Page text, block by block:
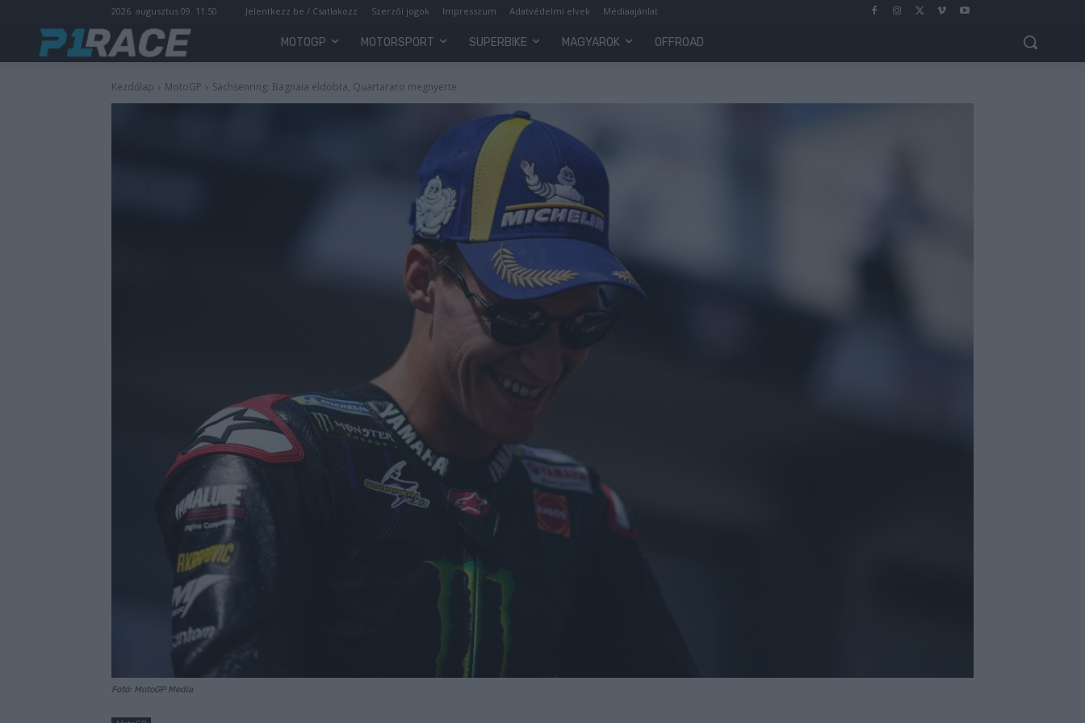
2026. augusztus 09. 11:50 Jelentkezz be / Csatlakozz Szerzői jogok Impresszum Adatvédelmi elvek Médiaajánlat
MOTOGP MOTORSPORT SUPERBIKE MAGYAROK OFFROAD
Kezdőlap MotoGP Sachsenring: Bagnaia eldobta, Quartararo megnyerte
Fotó: MotoGP Media